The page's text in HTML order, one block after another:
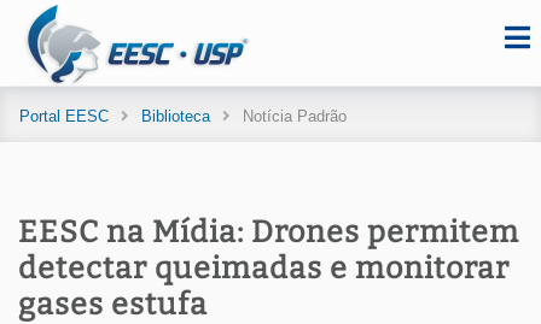
Portal EESC Biblioteca Notícia Padrão
EESC na Mídia: Drones permitem
detectar queimadas e monitorar
gases estufa